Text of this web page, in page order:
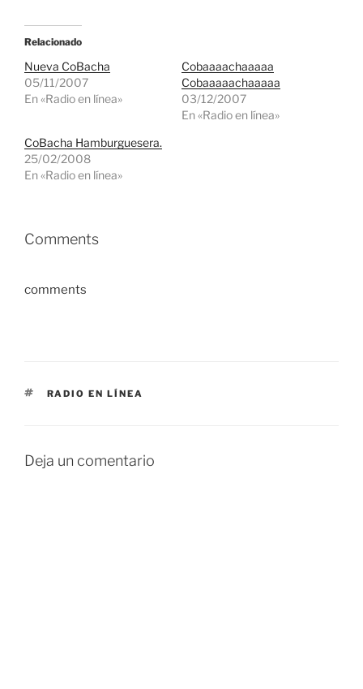
Relacionado
Nueva CoBacha
05/11/2007
En «Radio en línea»
Cobaaaachaaaaa
Cobaaaaachaaaaa
03/12/2007
En «Radio en línea»
CoBacha Hamburguesera.
25/02/2008
En «Radio en línea»
Comments
comments
ETIQUETAS
RADIO EN LÍNEA
Deja un comentario